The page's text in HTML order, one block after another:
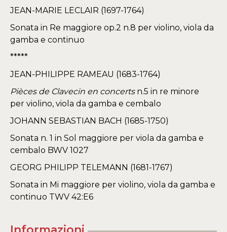
JEAN-MARIE LECLAIR (1697-1764)
Sonata in Re maggiore op.2 n.8 per violino, viola da
gamba e continuo
*****
JEAN-PHILIPPE RAMEAU (1683-1764)
Pièces de Clavecin en concertsn.5 in re minore
per violino, viola da gamba e cembalo
JOHANN SEBASTIAN BACH (1685-1750)
Sonata n. 1 in Sol maggiore per viola da gamba e
cembalo BWV 1027
GEORG PHILIPP TELEMANN (1681-1767)
Sonata in Mi maggiore per violino, viola da gamba e
continuo TWV 42:E6